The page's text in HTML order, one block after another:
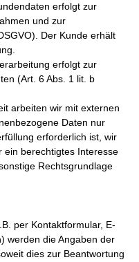
erfolgt zur
und zur
Der Kunde erhält
erfolgt zur
(Art. 6 Abs. 1 lit. b
arbeiten wir mit externen
Daten nur
erforderlich ist, wir
ein berechtigtes Interesse
Rechtsgrundlage
per Kontaktformular, E-
werden die Angaben der
dies zur Beantwortung